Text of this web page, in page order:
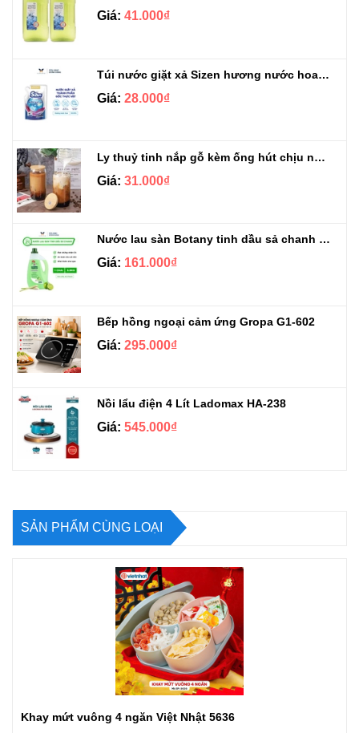
Giá: 41.000₫
Túi nước giặt xả Sizen hương nước hoa 500 ml
Giá: 28.000₫
Ly thuỷ tinh nắp gỗ kèm ống hút chịu nhiệt 500ml
Giá: 31.000₫
Nước lau sàn Botany tinh dầu sả chanh chai 3.9kg
Giá: 161.000₫
Bếp hồng ngoại cảm ứng Gropa G1-602
Giá: 295.000₫
Nồi lẩu điện 4 Lít Ladomax HA-238
Giá: 545.000₫
SẢN PHẨM CÙNG LOẠI
Khay mứt vuông 4 ngăn Việt Nhật 5636